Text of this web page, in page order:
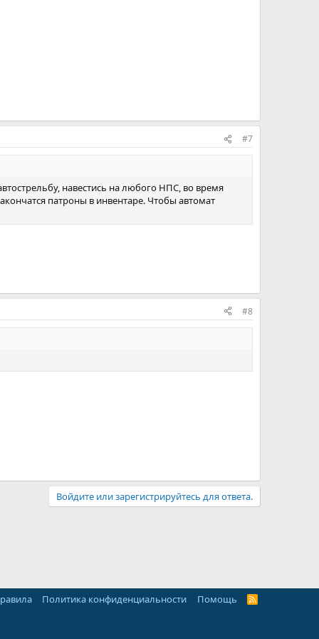
#7
навестись на любого НПС, во время
патроны в инвентаре. Чтобы автомат
#8
Войдите или зарегистрируйтесь для ответа.
Политика конфиденциальности Помощь
R